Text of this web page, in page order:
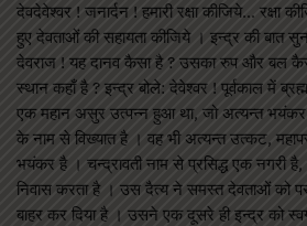
देवदेवेश्वर ! जनार्दन ! हमारी रक्षा कीजिये…
हुए देवताओं की सहायता कीजिये । इन्द्र की बात
देवराज ! यह दानव कैसा है ? उसका रुप और बल
स्थान कहाँ है ? इन्द्र बोले: देवेश्वर ! पूर्वकाल में
एक महान असुर उत्पन्न हुआ था, जो अत्यन्त
के नाम से विख्यात है । वह भी अत्यन्त उत्कट,
भयंकर है । चन्द्रावती नाम से प्रसिद्ध एक नगरी
निवास करता है । उस दैत्य ने समस्त देवताओं को
बाहर कर दिया है । उसने एक दूसरे ही इन्द्र को